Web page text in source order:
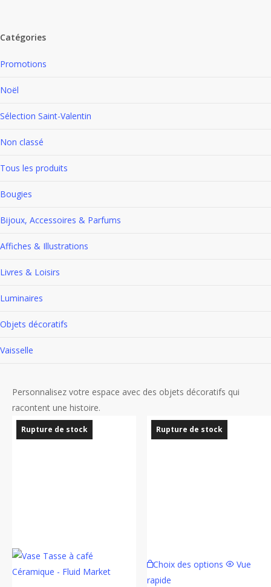
filtres
Catégories
Promotions
Noël
Sélection Saint-Valentin
Non classé
Tous les produits
Bougies
Bijoux, Accessoires & Parfums
Affiches & Illustrations
Livres & Loisirs
Luminaires
Objets décoratifs
Vaisselle
Personnalisez votre espace avec des objets décoratifs qui
racontent une histoire.
Rupture de stock Rupture de stock
Choix des options
produit
Vue
rapide